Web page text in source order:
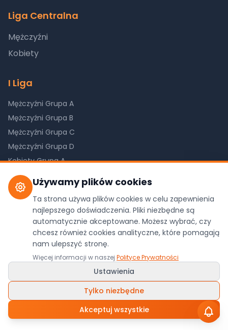
Używamy plików cookies
Ta strona używa plików cookies w celu zapewnienia
najlepszego doświadczenia. Pliki niezbędne są
automatycznie akceptowane. Możesz wybrać, czy
chcesz również cookies analityczne, które pomagają
nam ulepszyć stronę.
Więcej informacji w naszej Polityce Prywatności
Ustawienia
Tylko niezbędne
Akceptuj wszystkie
Liga Centralna
Mężczyźni
Kobiety
I Liga
Mężczyźni Grupa A
Mężczyźni Grupa B
Mężczyźni Grupa C
Mężczyźni Grupa D
Kobiety Grupa A
Kobiety Grupa B
Kobiety Grupa C
©2026 Pilkareczna.com. Wszystkie prawa
zastrzeżone.
Dane z oficjalnego API ZPRP
Polityka Prywatności•Ustawienia Cookies
WDesign&Codexo/